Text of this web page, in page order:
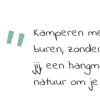
Kamperen
buren,
jij, een
natuur om